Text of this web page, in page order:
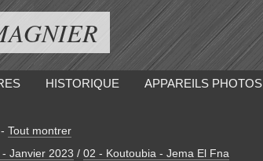
HISTORIQUE APPAREILS PHOTOS
- Tout montrer
Janvier 2023 / 02 - Koutoubia - Jema El Fna